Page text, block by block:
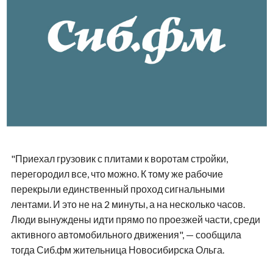
"Приехал грузовик с плитами к воротам стройки,
перегородил все, что можно. К тому же рабочие
перекрыли единственный проход сигнальными
лентами. И это не на 2 минуты, а на несколько часов.
Люди вынуждены идти прямо по проезжей части, среди
активного автомобильного движения", — сообщила
тогда Сиб.фм жительница Новосибирска Ольга.